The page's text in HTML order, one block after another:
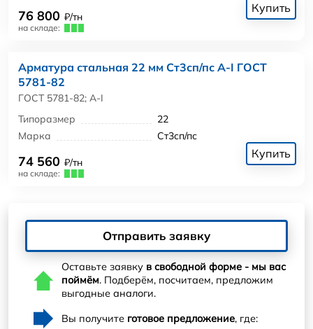
76 800 ₽/тн
на складе:
Купить
Арматура стальная 22 мм Ст3сп/пс А-I ГОСТ
5781-82
ГОСТ 5781-82; А-I
Типоразмер
22
Марка
Ст3сп/пс
74 560 ₽/тн
на складе:
Купить
Отправить заявку
Оставьте заявку в свободной форме - мы вас
поймём. Подберём, посчитаем, предложим
выгодные аналоги.
Вы получите готовое предложение, где: